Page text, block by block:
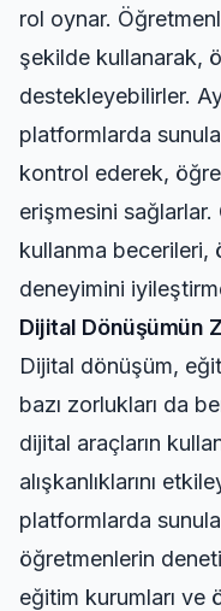
rol oynar.
şekilde kullanarak,
destekleyebilirler.
platformlarda
kontrol ederek,
erişmesini sağlarlar.
kullanma becerileri,
deneyimini
Dijital Dönüşümün
Dijital dönüşüm,
bazı zorlukları da
dijital araçların
alışkanlıklarını
platformlarda
öğretmenlerin
eğitim kurumları ve